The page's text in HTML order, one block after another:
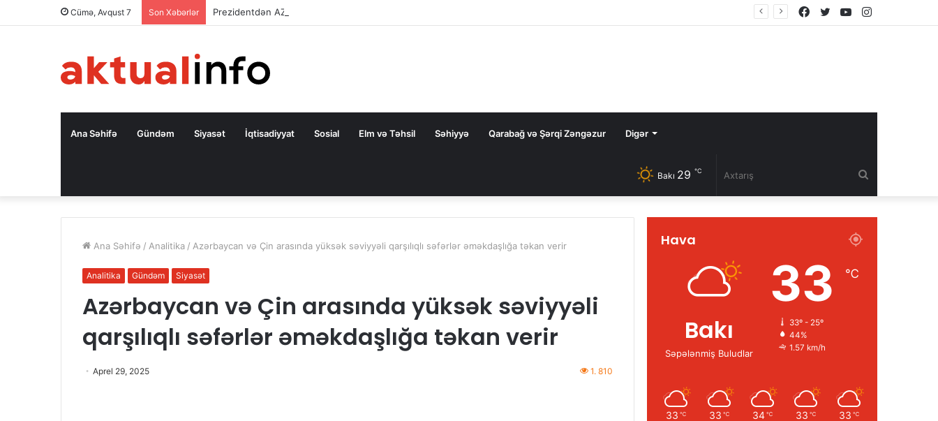
Cümə, Avqust 7 Son Xəbərlər Prezidentdən AZAL-la bağlı FƏRMAN YouTube
Twitter
Facebook
Ana Səhifə Gündəm Siyasət İqtisadiyyat Sosial Elm və Təhsil Səhiyyə Qarabağ və Şərqi Zəngəzur Digər
Bakı 29 ℃
Ana Səhifə / Analitika / Azərbaycan və Çin arasında yüksək səviyyəli qarşılıqlı səfərlər əməkdaşlığa təkan verir
Analitika Gündəm Siyasət
Azərbaycan və Çin arasında yüksək səviyyəli
qarşılıqlı səfərlər əməkdaşlığa təkan verir
Aprel 29, 2025 1. 810
Hava
Bakı
Səpələnmiş Buludlar
33 ℃
33º - 25º
44%
1.57 km/h
33 ℃ 33 ℃ 34 ℃ 33 ℃ 33 ℃